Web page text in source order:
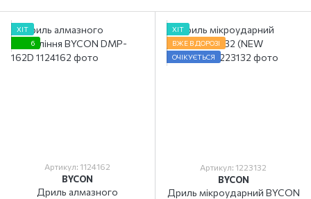
ХІТ
6
Артикул: 1124162
BYCON
Дриль алмазного
ХІТ
ВЖЕ В ДОРОЗІ
ОЧІКУЄТЬСЯ
Артикул: 1223132
BYCON
Дриль мікроударний BYCON